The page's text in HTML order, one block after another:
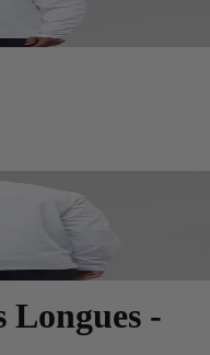
Longues -